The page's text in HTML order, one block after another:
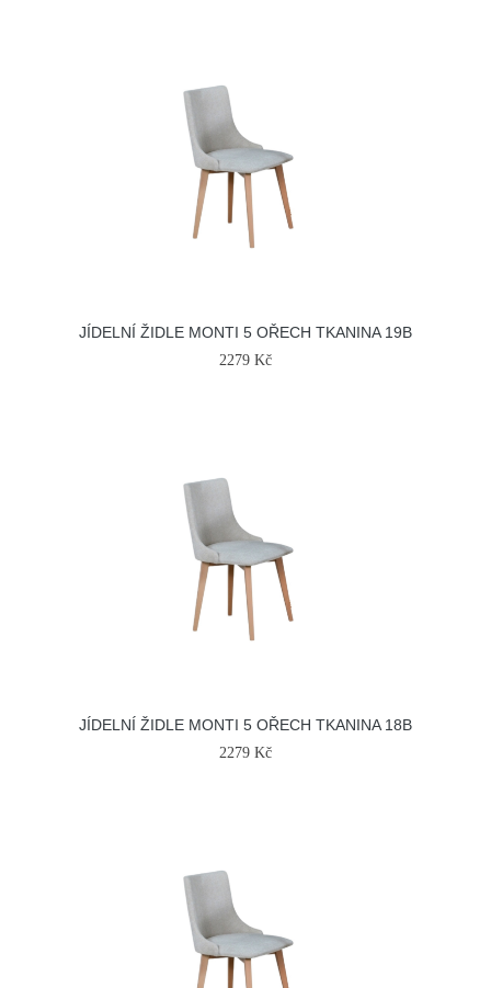
JÍDELNÍ ŽIDLE MONTI 5 OŘECH TKANINA 19B
2279 Kč
JÍDELNÍ ŽIDLE MONTI 5 OŘECH TKANINA 18B
2279 Kč